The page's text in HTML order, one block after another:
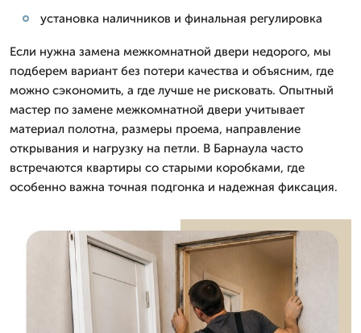
установка наличников и финальная регулировка
Если нужна замена межкомнатной двери недорого, мы
подберем вариант без потери качества и объясним, где
можно сэкономить, а где лучше не рисковать. Опытный
мастер по замене межкомнатной двери учитывает
материал полотна, размеры проема, направление
открывания и нагрузку на петли. В Барнаула часто
встречаются квартиры со старыми коробками, где
особенно важна точная подгонка и надежная фиксация.